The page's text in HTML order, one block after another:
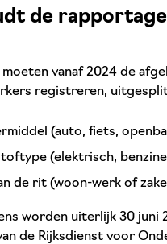
de
vanaf 2024 de
registreren,
(auto, fiets,
(elektrisch,
de rit (woon-werk of
worden uiterlijk 30 juni
de Rijksdienst voor